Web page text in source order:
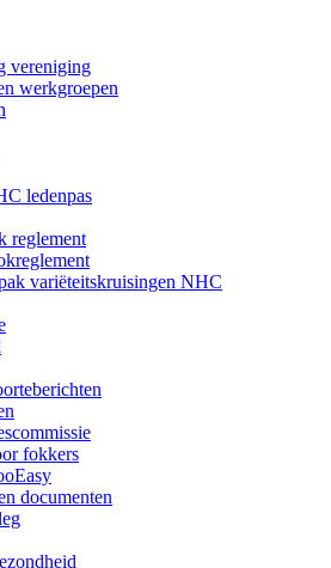
vereniging
werkgroepen
ledenpas
reglement
variëteitskruisingen NHC
fokkers
documenten